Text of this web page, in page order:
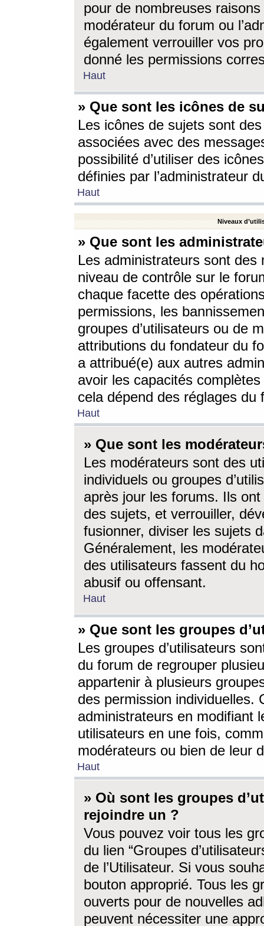
pour de nombreuses
modérateur du forum ou
également verrouiller vos
donné les permissions
Haut
» Que sont les icônes de
Les icônes de sujets sont
associées avec des
possibilité d’utiliser des
définies par l’administrateur
Haut
Niveaux
» Que sont les
Les administrateurs sont
niveau de contrôle sur le
chaque facette des
permissions, les
groupes d’utilisateurs ou de
attributions du fondateur du
a attribué(e) aux autres
avoir les capacités
cela dépend des réglages du
Haut
» Que sont les
Les modérateurs sont des
individuels ou groupes
après jour les forums. Ils ont
des sujets, et verrouiller,
fusionner, diviser les sujets
Généralement, les
des utilisateurs fassent du
abusif ou offensant.
Haut
» Que sont les groupes
Les groupes d’utilisateurs
du forum de regrouper
appartenir à plusieurs
des permission individuelles.
administrateurs en modifiant
utilisateurs en une fois,
modérateurs ou bien de leur
Haut
» Où sont les groupes
rejoindre un ?
Vous pouvez voir tous les
du lien “Groupes
de l’Utilisateur. Si vous
bouton approprié. Tous les
ouverts pour de nouvelles
peuvent nécessiter une